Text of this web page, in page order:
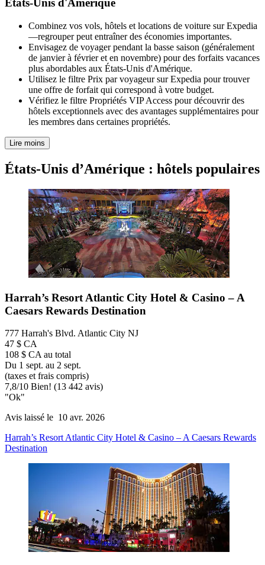
États-Unis d'Amérique
Combinez vos vols, hôtels et locations de voiture sur Expedia
—regrouper peut entraîner des économies importantes.
Envisagez de voyager pendant la basse saison (généralement
de janvier à février et en novembre) pour des forfaits vacances
plus abordables aux États-Unis d'Amérique.
Utilisez le filtre Prix par voyageur sur Expedia pour trouver
une offre de forfait qui correspond à votre budget.
Vérifiez le filtre Propriétés VIP Access pour découvrir des
hôtels exceptionnels avec des avantages supplémentaires pour
les membres dans certaines propriétés.
Lire moins
États-Unis d’Amérique : hôtels populaires
Harrah’s Resort Atlantic City Hotel & Casino – A
Caesars Rewards Destination
777 Harrah's Blvd. Atlantic City NJ
47 $ CA
108 $ CA au total
Du 1 sept. au 2 sept.
(taxes et frais compris)
7,8/10 Bien! (13 442 avis)
"Ok"
Avis laissé le 10 avr. 2026
Harrah’s Resort Atlantic City Hotel & Casino – A Caesars Rewards
Destination